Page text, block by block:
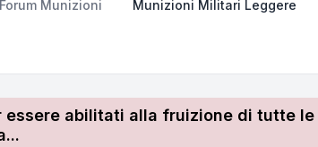
Forum Munizioni Munizioni Militari Leggere
abilitati alla fruizione di tutte